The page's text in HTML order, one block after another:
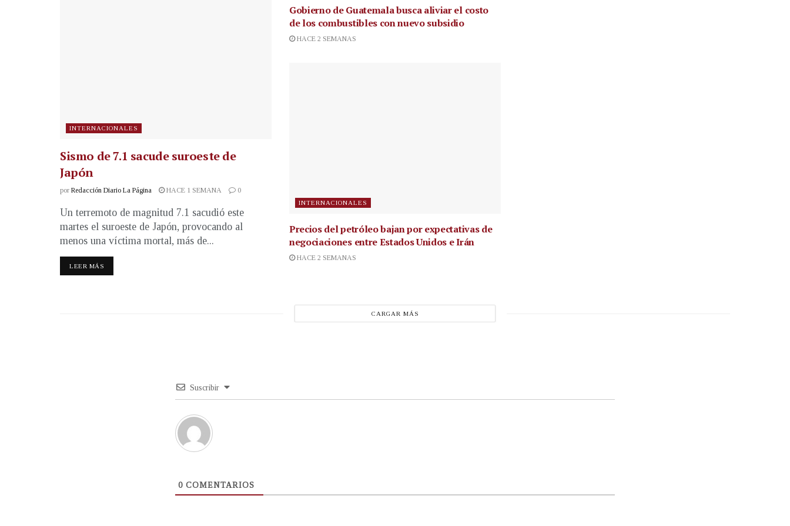
INTERNACIONALES
Sismo de 7.1 sacude suroeste de
Japón
por Redacción Diario La Página HACE 1 SEMANA 0
Un terremoto de magnitud 7.1 sacudió este
martes el suroeste de Japón, provocando al
menos una víctima mortal, más de...
LEER MÁS
Gobierno de Guatemala busca aliviar el costo
de los combustibles con nuevo subsidio
HACE 2 SEMANAS
INTERNACIONALES
Precios del petróleo bajan por expectativas de
negociaciones entre Estados Unidos e Irán
HACE 2 SEMANAS
CARGAR MÁS
Suscribir
0 COMENTARIOS